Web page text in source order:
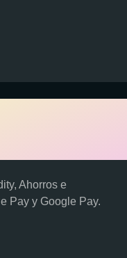
Ahorros e
Pay y Google Pay.